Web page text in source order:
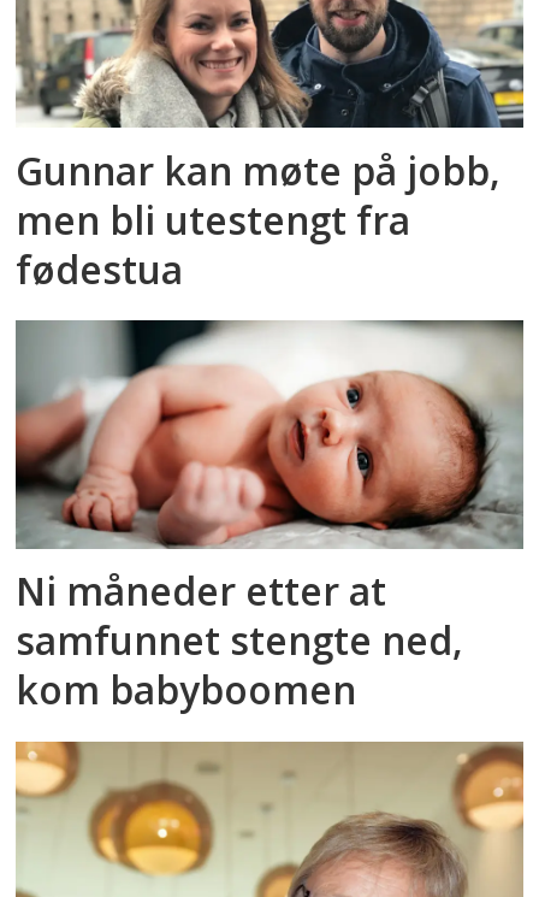
Gunnar kan møte på jobb,
men bli utestengt fra
fødestua
Ni måneder etter at
samfunnet stengte ned,
kom babyboomen